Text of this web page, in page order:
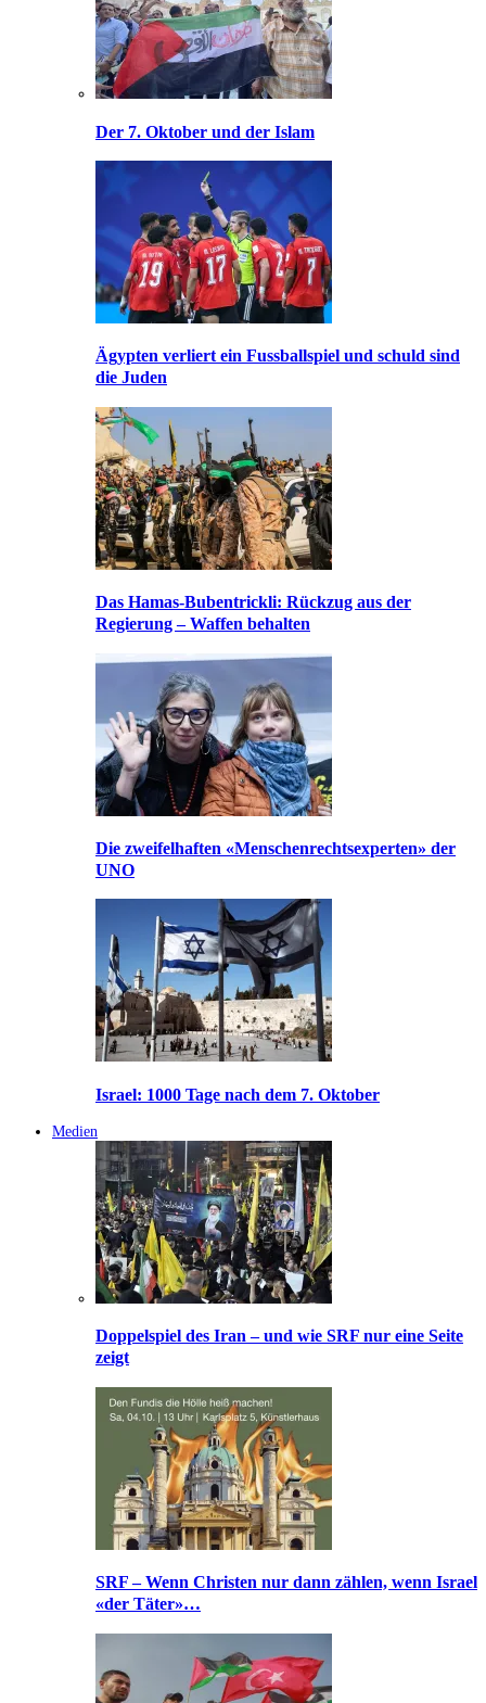
Der 7. Oktober und der Islam
Ägypten verliert ein Fussballspiel und schuld sind
die Juden
Das Hamas-Bubentrickli: Rückzug aus der
Regierung – Waffen behalten
Die zweifelhaften «Menschenrechtsexperten» der
UNO
Israel: 1000 Tage nach dem 7. Oktober
Medien
Doppelspiel des Iran – und wie SRF nur eine Seite
zeigt
SRF – Wenn Christen nur dann zählen, wenn Israel
«der Täter»…